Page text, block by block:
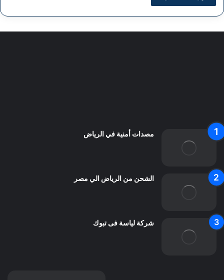
مصدات أمنية في الرياض
الشحن من الرياض الي مصر
شركة لياسة فى تبوك